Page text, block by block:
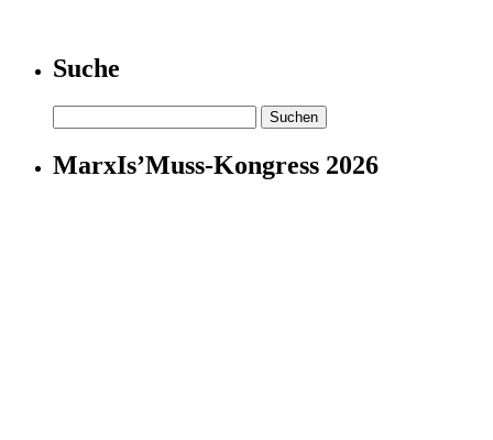
Suche
nach:
MarxIs’Muss-Kongress 2026